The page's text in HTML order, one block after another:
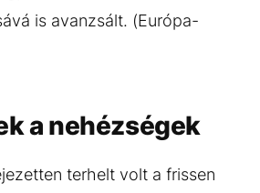
is avanzsált. (Európa-
a nehézségek
terhelt volt a frissen